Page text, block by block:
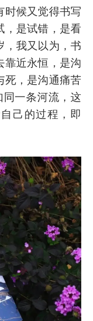
时候又觉得书写
，是试错，是看
，我又以为，书
靠近永恒，是沟
死，是沟通痛苦
一条河流，这
己的过程，即